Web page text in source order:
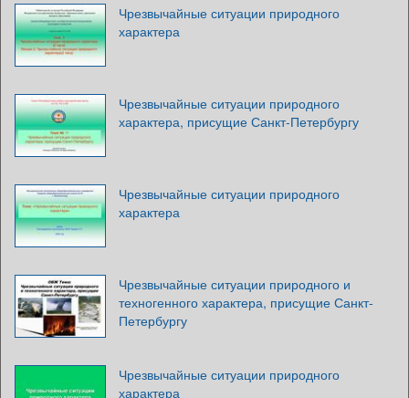
Чрезвычайные ситуации природного
характера
Чрезвычайные ситуации природного
характера, присущие Санкт-Петербургу
Чрезвычайные ситуации природного
характера
Чрезвычайные ситуации природного и
техногенного характера, присущие Санкт-
Петербургу
Чрезвычайные ситуации природного
характера